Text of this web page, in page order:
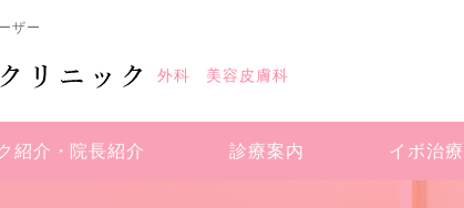
ザー
外科 美容皮膚科
紹介・ 院長紹介 診療案内 イボ治療